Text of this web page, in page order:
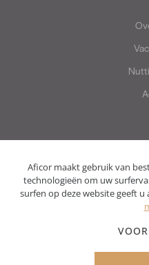
Privacy policy
Website
Aficor maakt gebruik van
technologieën om uw
surfen op deze website geeft